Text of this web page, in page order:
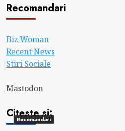
Recomandari
Biz Woman
Recent News
Stiri Sociale
Mastodon
Citeste si:
Recomandari